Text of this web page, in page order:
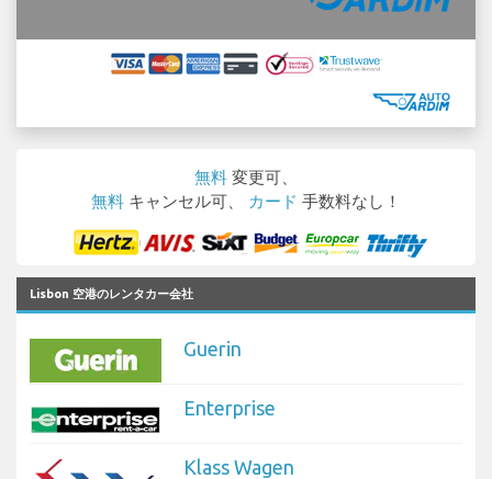
無料 変更可、
無料 キャンセル可、 カード 手数料なし！
Lisbon 空港のレンタカー会社
Guerin
Enterprise
Klass Wagen